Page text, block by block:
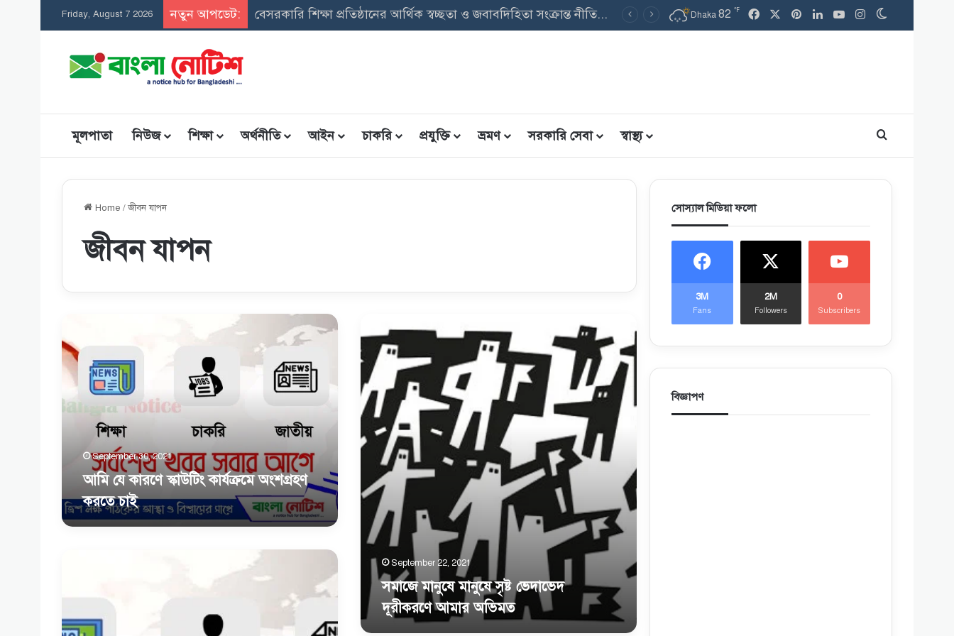
Friday, August 7 2026 নতুন আপডেট: সমন্বিত উপবৃত্তি তথ্য ফরম: শিক্ষার্থীদের তথ্য এন্ট্রি ফরম PDF ডাউনলোড Dhaka 82 ℉ FacebookPinterest
LinkedInYouTubeInstagram
মূলপাতা নিউজ শিক্ষা অর্থনীতি আইন চাকরি প্রযুক্তি ভ্রমণ সরকারি সেবা স্বাস্থ্য Search for
Home /জীবন যাপন
জীবন যাপন
কারণে
স্কাউটিং
কার্যক্রমে
অংশগ্রহণ
September 30, 2021
আমি যে কারণে স্কাউটিং কার্যক্রমে অংশগ্রহণ
করতে চাই
মানুষে
মানুষে
সৃষ্ট
ভেদাভেদ
দূরীকরণে
আমার
অভিমত
September 22, 2021
সমাজে মানুষে মানুষে সৃষ্ট ভেদাভেদ
দূরীকরণে আমার অভিমত
নারীর
প্রতি
সোস্যাল মিডিয়া ফলো
3M
Fans
2M
Followers
0
Subscribers
বিজ্ঞাপণ